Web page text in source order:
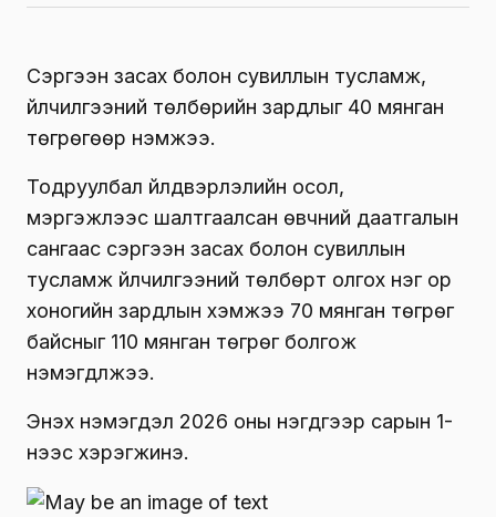
Сэргээн засах болон сувиллын тусламж,
үйлчилгээний төлбөрийн зардлыг 40 мянган
төгрөгөөр нэмжээ.
Тодруулбал үйлдвэрлэлийн осол,
мэргэжлээс шалтгаалсан өвчний даатгалын
сангаас сэргээн засах болон сувиллын
тусламж үйлчилгээний төлбөрт олгох нэг ор
хоногийн зардлын хэмжээ 70 мянган төгрөг
байсныг 110 мянган төгрөг болгож
нэмэгдүүлжээ.
Энэхүү нэмэгдэл 2026 оны нэгдүгээр сарын 1-
нээс хэрэгжинэ.